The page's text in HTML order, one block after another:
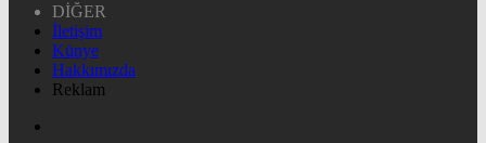
DİĞER
İletişim
Künye
Hakkımızda
Reklam